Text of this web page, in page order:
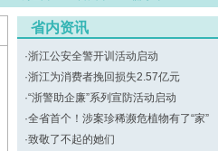
省内资讯
·浙江公安全警开训活动启动
·浙江为消费者挽回损失2.57亿元
·“浙警助企廉”系列宣防活动启动
·全省首个！涉案珍稀濒危植物有了“家”
·致敬了不起的她们